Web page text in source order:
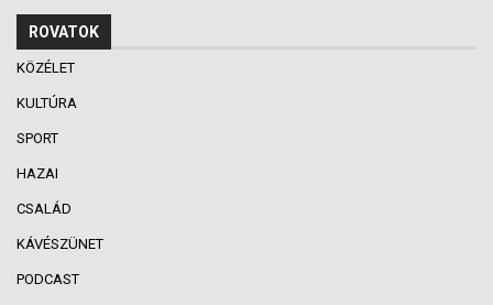
ROVATOK
KÖZÉLET
KULTÚRA
SPORT
HAZAI
CSALÁD
KÁVÉSZÜNET
PODCAST